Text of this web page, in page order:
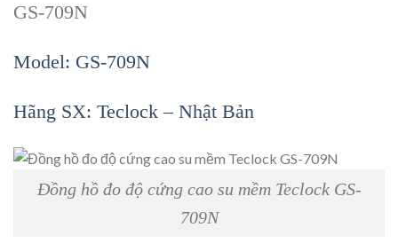
GS-709N
Model: GS-709N
Hãng SX: Teclock – Nhật Bản
Đồng hồ đo độ cứng cao su mềm Teclock GS-
709N